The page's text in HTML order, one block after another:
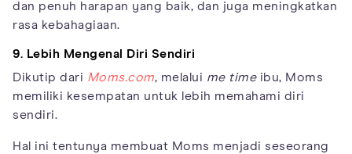
dan penuh harapan yang baik, dan juga meningkatkan
rasa kebahagiaan.
9. Lebih Mengenal Diri Sendiri
Dikutip dari Moms.com, melalui me timeibu, Moms
memiliki kesempatan untuk lebih memahami diri
sendiri.
Hal ini tentunya membuat Moms menjadi seseorang